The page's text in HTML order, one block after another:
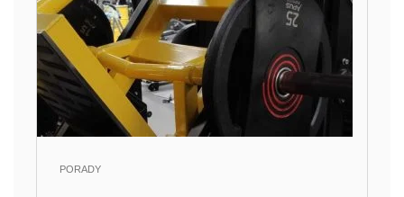
PORADY